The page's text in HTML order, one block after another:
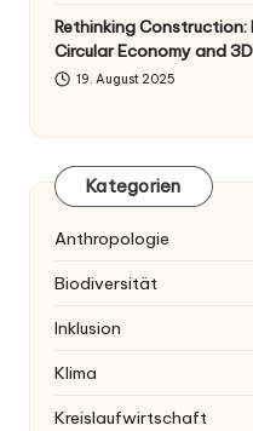
Rethinking
Circular Economy and
19. August 2025
Kategorien
Anthropologie
Biodiversität
Inklusion
Klima
Kreislaufwirtschaft